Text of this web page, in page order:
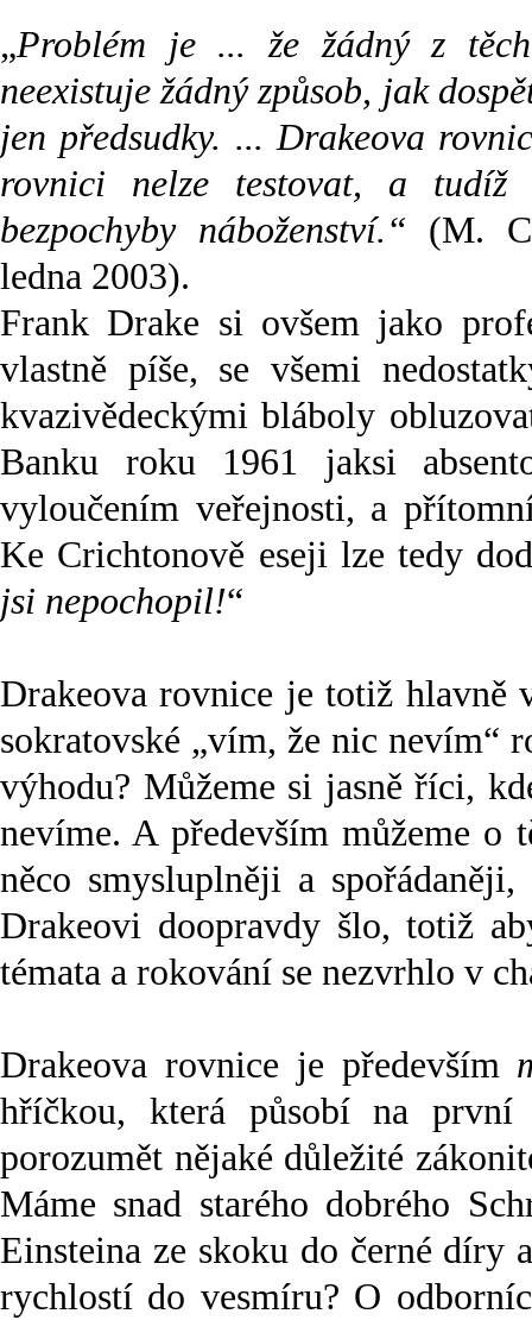
„Problém je ... že žádný z
neexistuje žádný způsob, jak
jen předsudky. ... Drakeova
rovnici nelze testovat, a
bezpochyby náboženství.“ (M.
ledna 2003).
Frank Drake si ovšem jako
vlastně píše, se všemi
kvazivědeckými bláboly
Banku roku 1961 jaksi
vyloučením veřejnosti, a
Ke Crichtonově eseji lze tedy
jsi nepochopil!“
Drakeova rovnice je totiž hlavně
sokratovské „vím, že nic nevím“
výhodu? Můžeme si jasně říci,
nevíme. A především můžeme o
něco smysluplněji a
Drakeovi doopravdy šlo, totiž
témata a rokování se nezvrhlo v
Drakeova rovnice je především
hříčkou, která působí na první
porozumět nějaké důležité
Máme snad starého dobrého
Einsteina ze skoku do černé díry
rychlostí do vesmíru? O